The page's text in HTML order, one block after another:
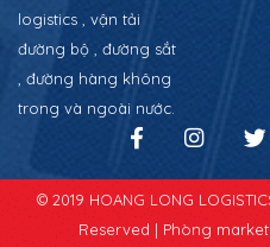
logistics , vận tải
đường bộ , đường sắt
, đường hàng không
trong và ngoài nước.
© 2019 HOANG LONG
Reserved | Phòng